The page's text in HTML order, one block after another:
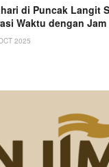
di Puncak Langit
Waktu dengan
2025